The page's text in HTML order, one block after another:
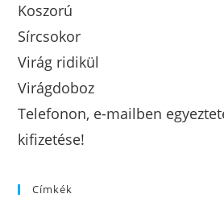
Koszorú
Sírcsokor
Virág ridikül
Virágdoboz
Telefonon, e-mailben
kifizetése!
Címkék